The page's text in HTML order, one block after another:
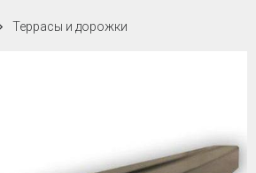
Террасы и дорожки